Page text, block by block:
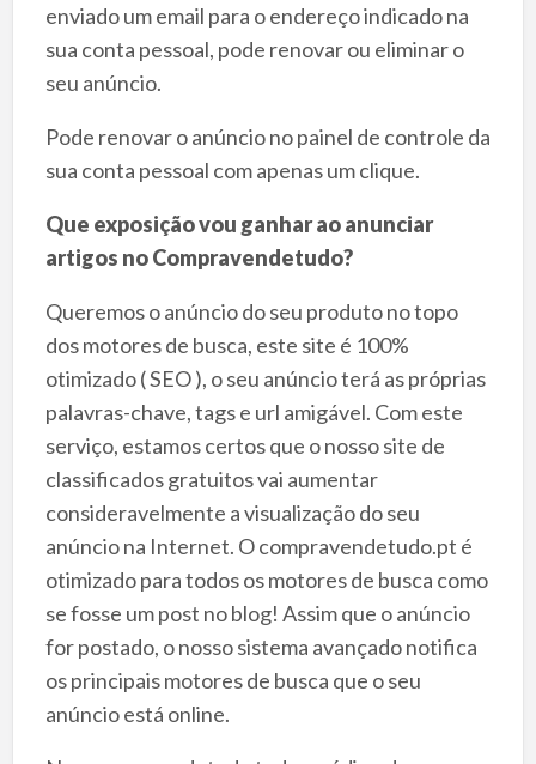
enviado um email para o endereço indicado na
sua conta pessoal, pode renovar ou eliminar o
seu anúncio.
Pode renovar o anúncio no painel de controle da
sua conta pessoal com apenas um clique.
Que exposição vou ganhar ao anunciar
artigos no Compravendetudo?
Queremos o anúncio do seu produto no topo
dos motores de busca, este site é 100%
otimizado ( SEO ), o seu anúncio terá as próprias
palavras-chave, tags e url amigável. Com este
serviço, estamos certos que o nosso site de
classificados gratuitos vai aumentar
consideravelmente a visualização do seu
anúncio na Internet. O compravendetudo.pt é
otimizado para todos os motores de busca como
se fosse um post no blog! Assim que o anúncio
for postado, o nosso sistema avançado notifica
os principais motores de busca que o seu
anúncio está online.